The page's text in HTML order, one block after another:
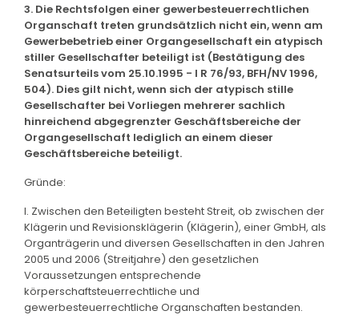
3. Die Rechtsfolgen einer gewerbesteuerrechtlichen
Organschaft treten grundsätzlich nicht ein, wenn am
Gewerbebetrieb einer Organgesellschaft ein atypisch
stiller Gesellschafter beteiligt ist (Bestätigung des
Senatsurteils vom 25.10.1995 - I R 76/93, BFH/NV 1996,
504). Dies gilt nicht, wenn sich der atypisch stille
Gesellschafter bei Vorliegen mehrerer sachlich
hinreichend abgegrenzter Geschäftsbereiche der
Organgesellschaft lediglich an einem dieser
Geschäftsbereiche beteiligt.
Gründe:
I. Zwischen den Beteiligten besteht Streit, ob zwischen der
Klägerin und Revisionsklägerin (Klägerin), einer GmbH, als
Organträgerin und diversen Gesellschaften in den Jahren
2005 und 2006 (Streitjahre) den gesetzlichen
Voraussetzungen entsprechende
körperschaftsteuerrechtliche und
gewerbesteuerrechtliche Organschaften bestanden.